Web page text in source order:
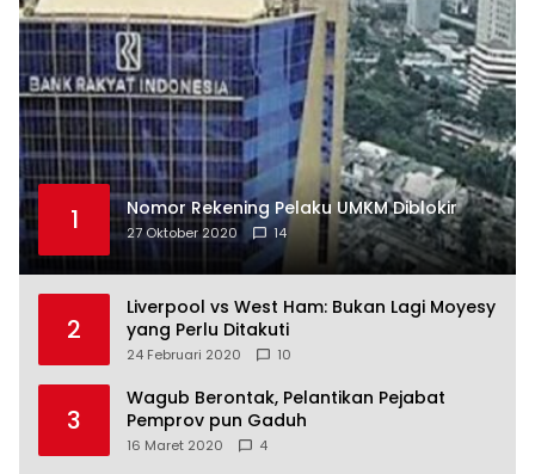
1 Nomor Rekening Pelaku UMKM Diblokir
27 Oktober 2020 14
2
Liverpool vs West Ham: Bukan Lagi Moyesy
yang Perlu Ditakuti
24 Februari 2020 10
3
Wagub Berontak, Pelantikan Pejabat
Pemprov pun Gaduh
16 Maret 2020 4